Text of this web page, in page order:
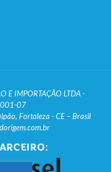
E IMPORTAÇÃO LTDA -
07
Fortaleza - CE – Brasil